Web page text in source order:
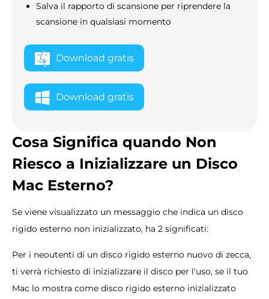
Salva il rapporto di scansione per riprendere la
scansione in qualsiasi momento
Download gratis
Download gratis
Cosa Significa quando Non
Riesco a Inizializzare un Disco
Mac Esterno?
Se viene visualizzato un messaggio che indica un disco
rigido esterno non inizializzato, ha 2 significati:
Per i neoutenti di un disco rigido esterno nuovo di zecca,
ti verrà richiesto di inizializzare il disco per l'uso, se il tuo
Mac lo mostra come disco rigido esterno inizializzato